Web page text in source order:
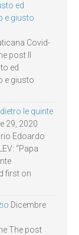
ed
e giusto
Covid-
post Il
ed
e giusto
le quinte
29, 2020
Edoardo
“Papa
first on
Dicembre
The post